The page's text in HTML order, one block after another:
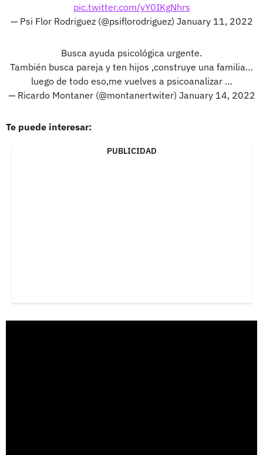
pic.twitter.com/yY0IKgNhrs
— Psi Flor Rodriguez (@psiflorodriguez) January 11, 2022
Busca ayuda psicológica urgente.
También busca pareja y ten hijos ,construye una familia…
luego de todo eso,me vuelves a psicoanalizar …
— Ricardo Montaner (@montanertwiter) January 14, 2022
Te puede interesar:
PUBLICIDAD